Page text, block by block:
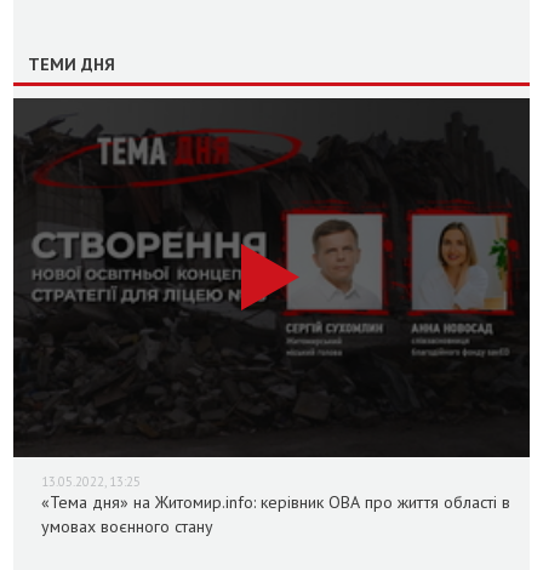
ТЕМИ ДНЯ
13.05.2022, 13:25
«Тема дня» на Житомир.info: керівник ОВА про життя області в
умовах воєнного стану